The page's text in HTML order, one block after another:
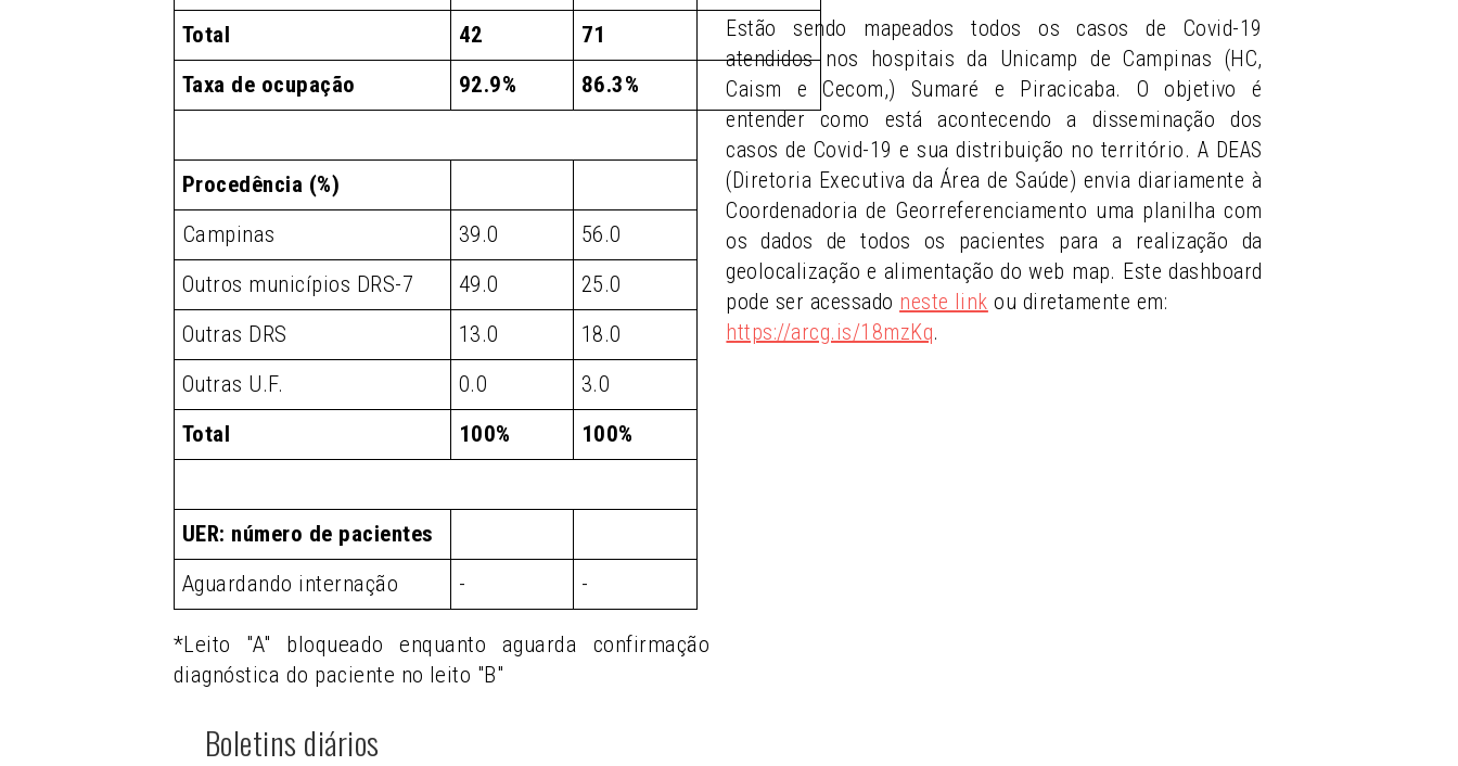
Total
42
71
Taxa de ocupação
92.9% 86.3%
Procedência (%)
Campinas
39.0
56.0
Outros municípios DRS-7
49.0
25.0
Outras DRS
13.0
18.0
Outras U.F.
0.0
3.0
Total
100% 100%
UER: número de pacientes
Aguardando internação
- -
*Leito "A" bloqueado enquanto aguarda confirmação
diagnóstica do paciente no leito "B"
Estão sendo mapeados todos os casos de Covid-19
atendidos nos hospitais da Unicamp de Campinas (HC,
Caism e Cecom,) Sumaré e Piracicaba. O objetivo é
entender como está acontecendo a disseminação dos
casos de Covid-19 e sua distribuição no território. A DEAS
(Diretoria Executiva da Área de Saúde) envia diariamente à
Coordenadoria de Georreferenciamento uma planilha com
os dados de todos os pacientes para a realização da
geolocalização e alimentação do web map. Este dashboard
pode ser acessado neste link ou diretamente em:
https://arcg.is/18mzKq.
Boletins diários